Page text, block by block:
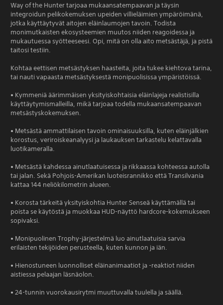
Way of the Hunter tarjoaa mukaansatempaavan ja täysin
integroidun pelikokemuksen upeiden villieläimien ympäröimänä,
jotka käyttäytyvät aitojen eläinlaumojen tavoin. Todista
monimutkaisten ekosysteemien muutos niiden reagoidessa ja
mukautuessa syötteeseesi. Opi, mitä on olla aito metsästäjä, ja pistä
taitosi testiin.
Kohtaa eettisen metsästyksen haasteita, joita tukee kiehtova tarina,
tai nauti vapaasta metsästyksestä monipuolisissa ympäristöissä.
• Kymmeniä äärimmäisen yksityiskohtaisia eläinlajeja realistisilla
käyttäytymismalleilla, mikä tarjoaa todella mukaansatempaavan
metsästyskokemuksen.
• Metsästä ammattilaisen tavoin ominaisuuksilla, kuten eläinjälkien
korostus, veriroiskeanalyysi ja laukauksen tarkastelu kelattavalla
luotikameralla.
• Metsästä kahdessa ainutlaatuisessa ja rikkaassa kohteessa autolla
tai jalan. Sekä Pohjois-Amerikan luoteisrannikko että Transilvania
kattaa 144 neliökilometrin alueen.
• Korosta tärkeitä yksityiskohtia Hunter Senseä käyttämällä tai
poista se käytöstä ja muokkaa HUD-näyttö hardcore-kokemukseen
sopivaksi.
• Monipuolinen Trophy-järjestelmä luo ainutlaatuisia sarvia
erilaisten tekijöiden perusteella, kuten kunnon ja iän.
• Hienostuneen luonnolliset eläinanimaatiot ja -reaktiot niiden
aistiessa pelaajan läsnäolon.
• 24-tunnin vuorokausirytmi muuttuvalla tuulella ja säällä.